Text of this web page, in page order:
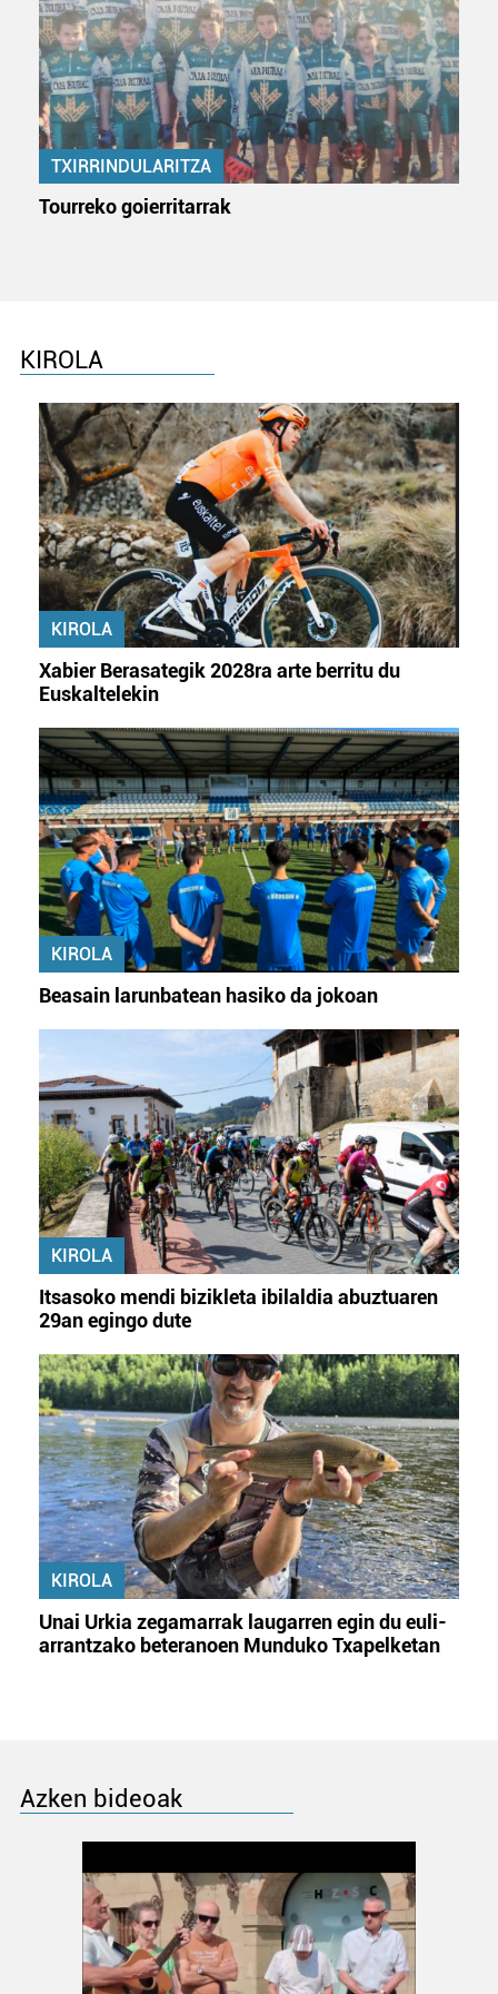
dezakezun ikusteko.
Lortu zure datu pertsonalak prozesatzeko moduari
buruzko informazio gehiago eta ezarri zure lehentasunak
datuen atalean. Edozein unetan alda edo ken dezakezu
zure baimena Cookieen adierazpenean.
Webgune honek cookie propioak eta hirugarrenen cookie-
TXIRRINDULARITZA
Tourreko goierritarrak
KIROLA
KIROLA
Xabier Berasategik 2028ra arte berritu du
Euskaltelekin
KIROLA
Beasain larunbatean hasiko da jokoan
KIROLA
Itsasoko mendi bizikleta ibilaldia abuztuaren
29an egingo dute
KIROLA
Unai Urkia zegamarrak laugarren egin du euli-
arrantzako beteranoen Munduko Txapelketan
Azken bideoak